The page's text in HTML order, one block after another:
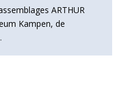
ARTHUR
Kampen, de